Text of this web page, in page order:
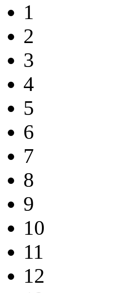
1
2
3
4
5
6
7
8
9
10
11
12